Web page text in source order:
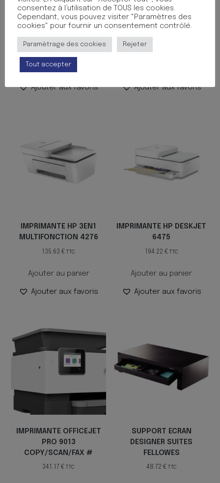
SUPPORT PC PORTABLE
42.86€ TTC
Ajouter au panier
Ajouter aux favoris
IMPRIMANTE OFFICEJET
324.42
Ajouter aux favoris
IMPRIMANTE HP 3EN1
MULTIFONCTION 4276
135.63€ TTC
Ajouter au panier
Ajouter aux favoris
IMPRIMANTE HP DESKJET
6475
194.22 € TTC
Ajouter au panier
Ajouter aux favoris
IMPRIMANTE OFFICEJET
PRO 9013
COPY/SCAN/FAX #
341.17€ TTC
SUPPORT ECRAN
DESIGNER SUITES
FELLOWES
48.72 € TTC
consentez à l’utilisation de TOUS les cookies.
Cependant, vous pouvez visiter "Paramètres des
cookies" pour fournir un consentement contrôlé.
Paramètrage des cookies Rejeter
Tout accepter